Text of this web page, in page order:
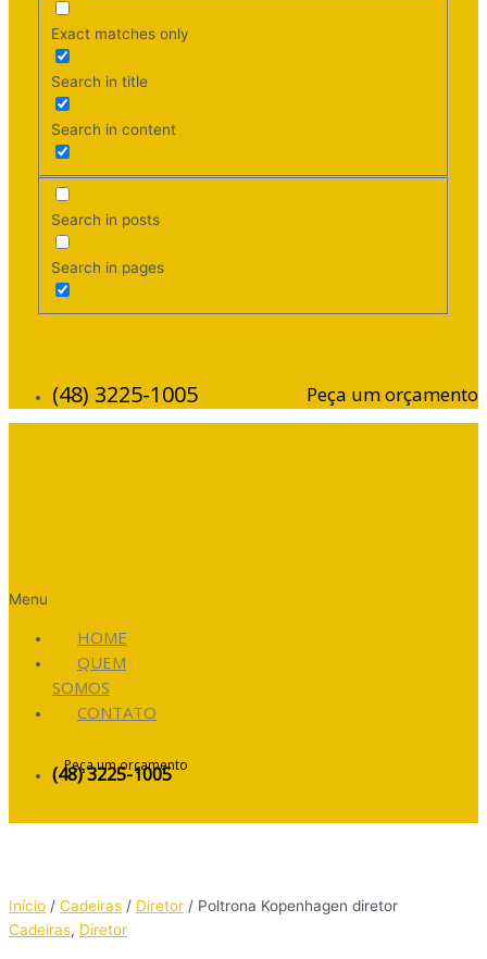
Exact matches only
Search in title
Search in content
Search in posts
Search in pages
Peça um orçamento
(48) 3225-1005
Menu
HOME
QUEM
SOMOS
CONTATO
Peça um orçamento
(48) 3225-1005
Início / Cadeiras / Diretor / Poltrona Kopenhagen diretor
Cadeiras, Diretor